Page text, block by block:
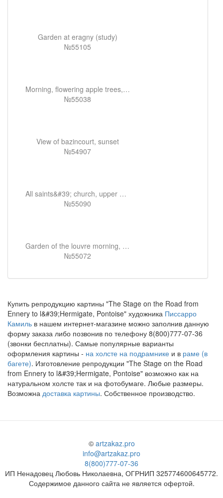
Garden at eragny (study)
№55105
Morning, flowering apple trees, eragny
№55038
View of bazincourt, sunset
№54907
All saints&#39; church, upper norwood
№55090
Garden of the louvre morning, grey weather
№55072
Купить репродукцию картины "The Stage on the Road from
Ennery to l&#39;Hermigate, Pontoise" художника Писсарро
Камиль в нашем интернет-магазине можно заполнив данную
форму заказа либо позвонив по телефону 8(800)777-07-36
(звонки бесплатны). Самые популярные варианты
оформления картины - на холсте на подрамнике и в раме (в
багете). Изготовление репродукции "The Stage on the Road
from Ennery to l&#39;Hermigate, Pontoise" возможно как на
натуральном холсте так и на фотобумаге. Любые размеры.
Возможна доставка картины. Собственное производство.
© artzakaz.pro
info@artzakaz.pro
8(800)777-07-36
ИП Ненадовец Любовь Николаевна, ОГРНИП 325774600645772.
Содержимое данного сайта не является офертой.